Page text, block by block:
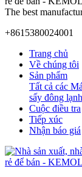
The best
+8615380024001
Trang chủ
Về chúng tôi
Sản phẩm
Tất cả các
sấy đông
Cuộc điều tra
Tiếp xúc
Nhận báo giá